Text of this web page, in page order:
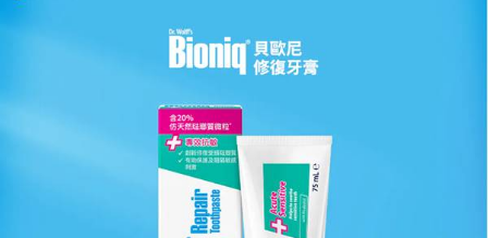
※ 請注意：結帳手續完成當下不需立刻繳費，但若您需要取消訂單，請聯絡
購買商品的店家。未經商家同意取消之訂單仍視為有效，需透過AFTEE先享
是否繳費成功／繳費後需取消欲退款等相關疑問，請聯繫「AFTEE先享後付
https://netprotections.freshdesk.com/support/home
１．透過由恩沛科技股份有限公司提供之「AFTEE先享後付」服務完成之交
易，需依本服務之必要範圍內提供個人資料，並將交易相關給付款項請求債
權轉讓予恩沛科技股份有限公司。
每筆NT$80，滿NT$600(含以上)免運費